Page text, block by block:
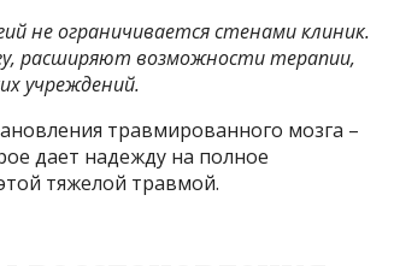
не ограничивается стенами клиник.
расширяют возможности терапии,
учреждений.
травмированного мозга –
дает надежду на полное
тяжелой травмой.